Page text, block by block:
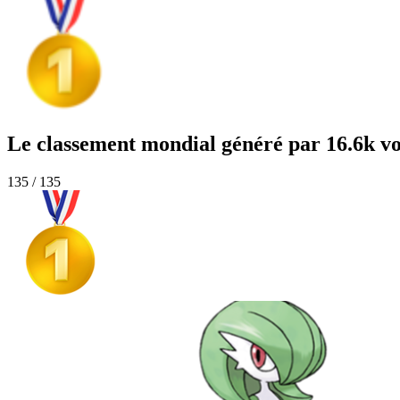
Le classement mondial généré par 16.6k
135 / 135